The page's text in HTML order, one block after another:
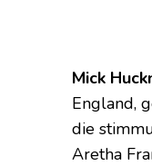
Mick
England,
die
Aretha